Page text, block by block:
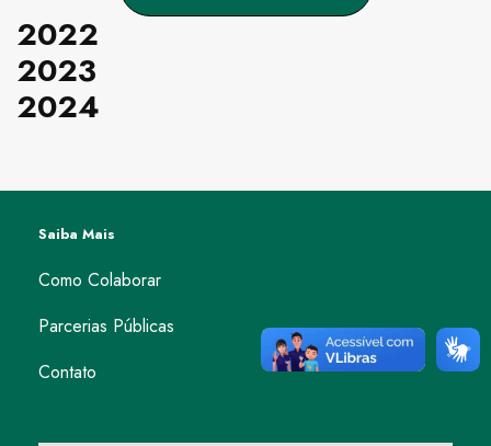
2022
2023
2024
Saiba Mais
Como Colaborar
Parcerias Públicas
Contato